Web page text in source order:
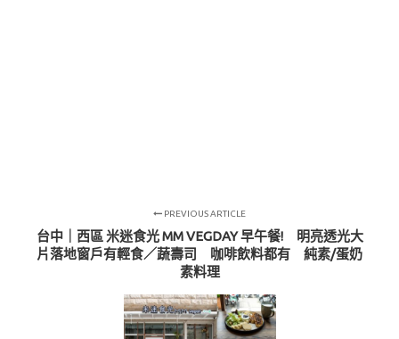
PREVIOUS ARTICLE
台中｜西區 米迷食光 MM VEGDAY 早午餐! 明亮透光大
片落地窗戶有輕食／蔬壽司 咖啡飲料都有 純素/蛋奶
素料理